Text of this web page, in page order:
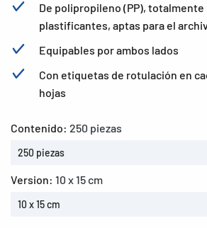
De polipropileno (PP), totalmente
plastificantes, aptas para el
Equipables por ambos lados
Con etiquetas de rotulación en
hojas
Contenido: 250 piezas
250 piezas
Version: 10 x 15 cm
10 x 15 cm